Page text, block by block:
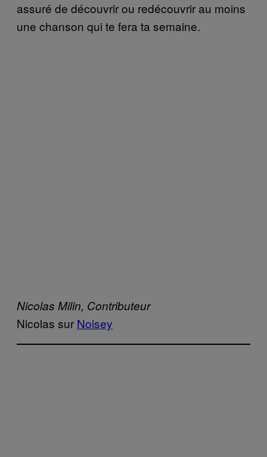
assuré de découvrir ou redécouvrir au moins
une chanson qui te fera ta semaine.
Nicolas Milin, Contributeur
Nicolas sur Noisey